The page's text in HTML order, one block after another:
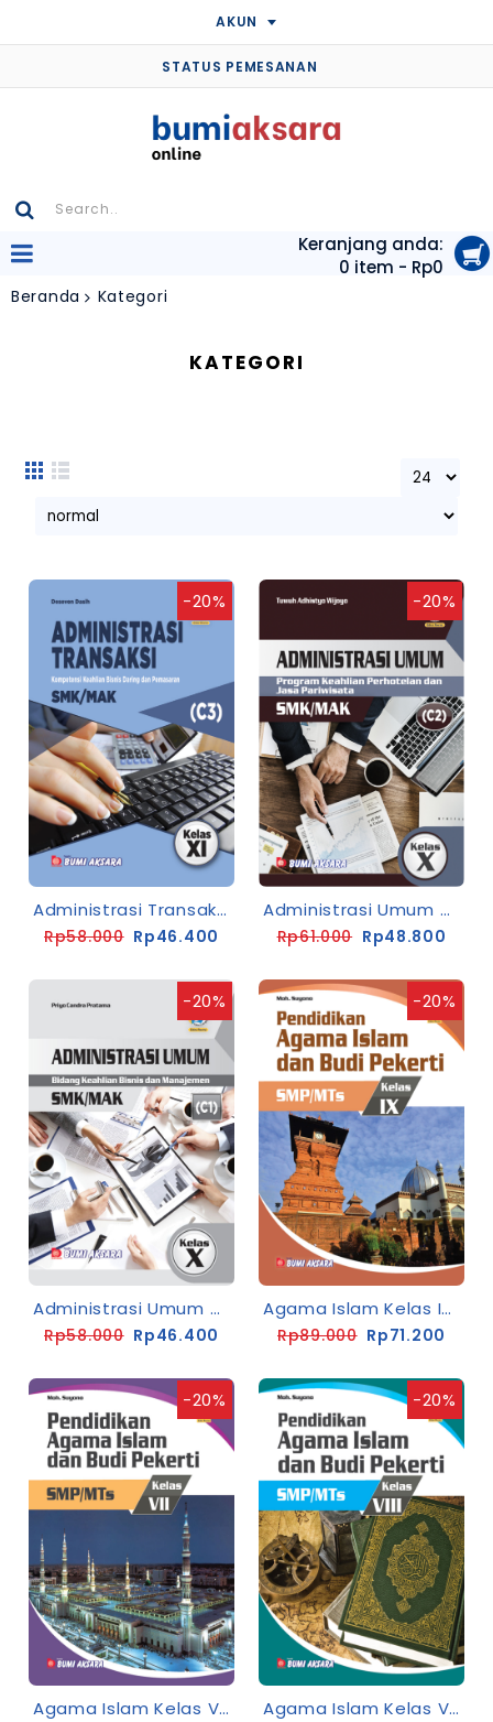
AKUN
STATUS PEMESANAN
Keranjang anda:
0 item - Rp0
Beranda Kategori
KATEGORI
-20%
Administrasi Transaksi Kelas XI SMK-C3 [K13-Rev]
Rp58.000 Rp46.400
-20%
Administrasi Umum Kelas X SMK-C2 [K13-Rev]
Rp61.000 Rp48.800
-20%
Administrasi Umum Kelas X SMK/MAK [K13-Rev]
Rp58.000 Rp46.400
-20%
Agama Islam Kelas IX SMP [Kur.13-Rev]
Rp89.000 Rp71.200
-20%
Agama Islam Kelas VII SMP [Kur.13-Rev]
-20%
Agama Islam Kelas VIII SMP [Kur.13-Rev]